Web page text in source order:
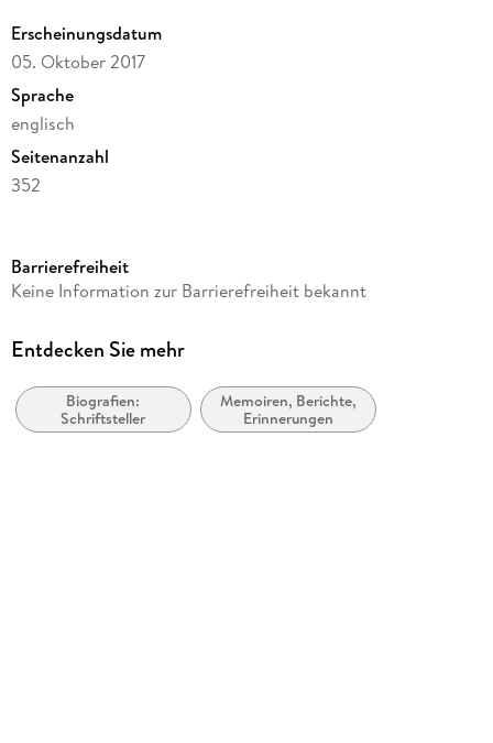
Erscheinungsdatum
05. Oktober 2017
Sprache
englisch
Seitenanzahl
352
Autor/Autorin
Verlag/Hersteller
Produktart
kartoniert
Barrierefreiheit
Keine Information zur Barrierefreiheit bekannt
Entdecken Sie mehr
Biografien:
Schriftsteller
Memoiren, Berichte,
Erinnerungen